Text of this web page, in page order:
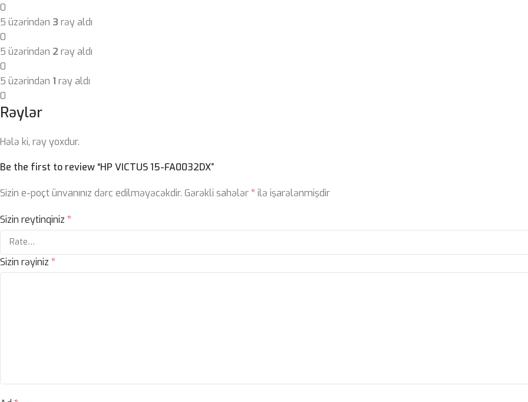
0
5 üzərindən 3 rəy aldı
0
5 üzərindən 2 rəy aldı
0
5 üzərindən 1 rəy aldı
0
Rəylər
Hələ ki, rəy yoxdur.
Be the first to review “HP VICTUS 15-FA0032DX”
Sizin e-poçt ünvanınız dərc edilməyəcəkdir. Gərəkli sahələr*ilə işarələnmişdir
Sizin reytinqiniz *
Sizin rəyiniz *